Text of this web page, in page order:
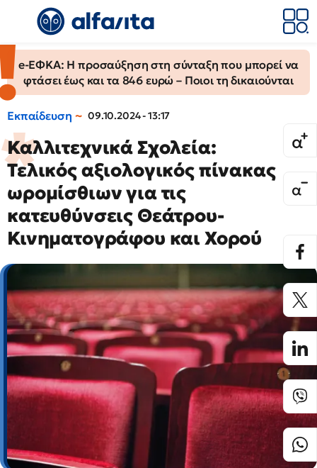
e-ΕΦΚΑ: Η προσαύξηση στη σύνταξη που μπορεί να
φτάσει έως και τα 846 ευρώ – Ποιοι τη δικαιούνται
Εκπαίδευση 09.10.2024 - 13:17
Καλλιτεχνικά Σχολεία:
Τελικός αξιολογικός πίνακας
ωρομίσθιων για τις
κατευθύνσεις Θεάτρου-
Κινηματογράφου και Χορού